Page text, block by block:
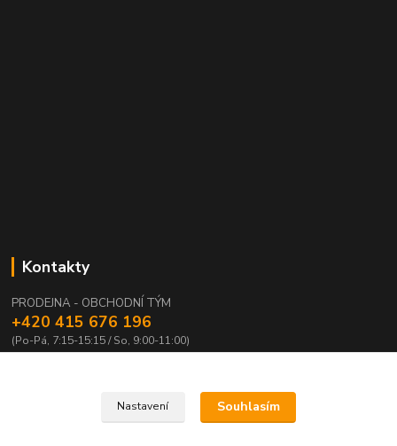
Kontakty
PRODEJNA - OBCHODNÍ TÝM
+420 415 676 196
(Po-Pá, 7:15-15:15 / So, 9:00-11:00)
Nastavení Souhlasím